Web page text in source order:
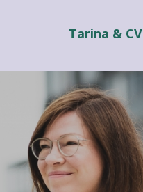
Tarina & CV